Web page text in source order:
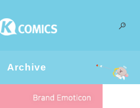
Archive